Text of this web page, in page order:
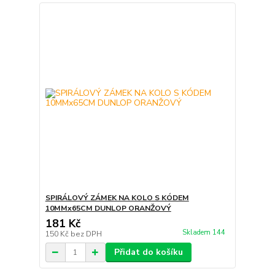
SPIRÁLOVÝ ZÁMEK NA KOLO S KÓDEM
10MMx65CM DUNLOP ORANŽOVÝ
181 Kč
150 Kč bez DPH Skladem 144
Přidat do košíku